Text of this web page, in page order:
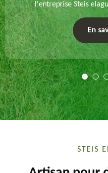
l'entreprise Steis
d'aménagement
afférents. Devis
En
STEIS